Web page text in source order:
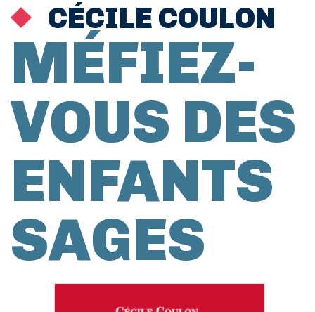
CÉCILE COULON
MÉFIEZ-
VOUS DES
ENFANTS
SAGES